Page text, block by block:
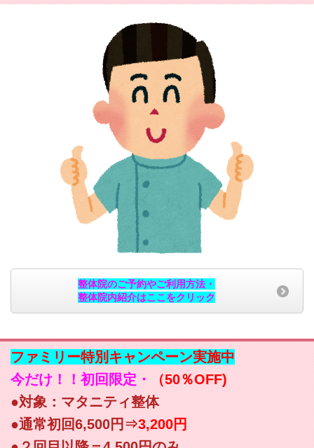
整体院のご予約やご利用方法・
整体院内紹介はここをクリック
ファミリー特別キャンペーン実施中
今だけ！！初回限定・
（50％OFF)
●対象：マタニティ整体
●通常初回6,500円⇒3,200円